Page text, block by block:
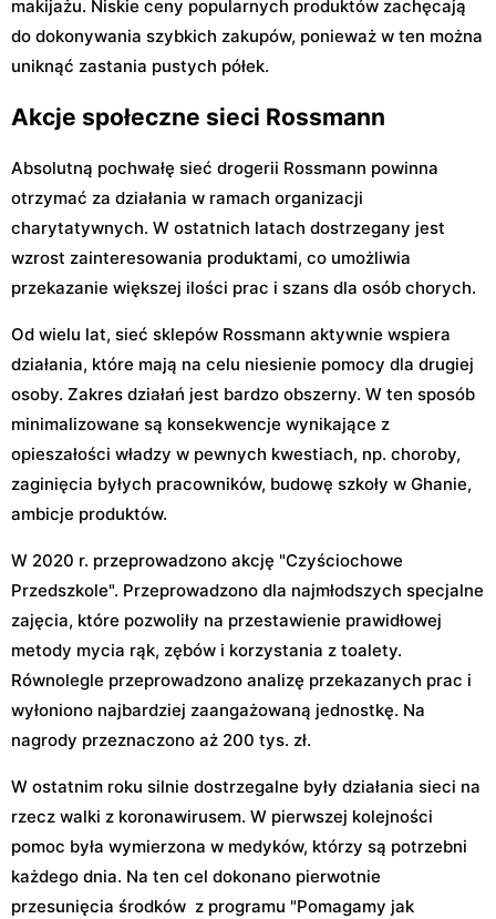
makijażu. Niskie ceny popularnych produktów zachęcają
do dokonywania szybkich zakupów, ponieważ w ten można
uniknąć zastania pustych półek.
Akcje społeczne sieci Rossmann
Absolutną pochwałę sieć drogerii Rossmann powinna
otrzymać za działania w ramach organizacji
charytatywnych. W ostatnich latach dostrzegany jest
wzrost zainteresowania produktami, co umożliwia
przekazanie większej ilości prac i szans dla osób chorych.
Od wielu lat, sieć sklepów Rossmann aktywnie wspiera
działania, które mają na celu niesienie pomocy dla drugiej
osoby. Zakres działań jest bardzo obszerny. W ten sposób
minimalizowane są konsekwencje wynikające z
opieszałości władzy w pewnych kwestiach, np. choroby,
zaginięcia byłych pracowników, budowę szkoły w Ghanie,
ambicje produktów.
W 2020 r. przeprowadzono akcję "Czyściochowe
Przedszkole". Przeprowadzono dla najmłodszych specjalne
zajęcia, które pozwoliły na przestawienie prawidłowej
metody mycia rąk, zębów i korzystania z toalety.
Równolegle przeprowadzono analizę przekazanych prac i
wyłoniono najbardziej zaangażowaną jednostkę. Na
nagrody przeznaczono aż 200 tys. zł.
W ostatnim roku silnie dostrzegalne były działania sieci na
rzecz walki z koronawirusem. W pierwszej kolejności
pomoc była wymierzona w medyków, którzy są potrzebni
każdego dnia. Na ten cel dokonano pierwotnie
przesunięcia środków z programu "Pomagamy jak